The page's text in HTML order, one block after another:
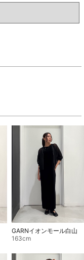
GARNイオンモール白山
163cm